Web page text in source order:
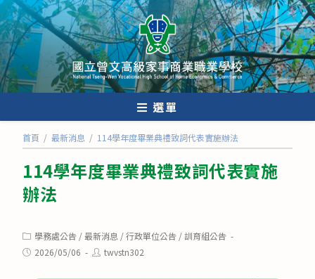
跳
轉
至
主
要
內
選單
首頁 / 最新消息 / 114學年度畢業典禮致詞代表實施辦法
114學年度畢業典禮致詞代表實施
辦法
Post
category:
學務處公告 /最新消息 /行政單位公告 /訓育組公告
Post2026/05/06
Posttwvstn302